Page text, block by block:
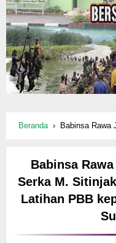
Beranda › Babinsa Rawa Jaya Koramil 02/Moro
Babinsa
Serka M.
Latihan PBB